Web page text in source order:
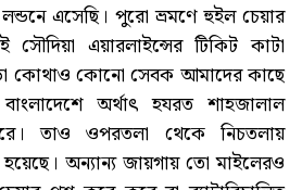
এসেছি। পুরো ভ্রমণে হুইল চেয়ার
এয়ারলাইন্সের টিকিট কাটা
কোথাও কোনো সেবক আমাদের কাছে
অর্থাৎ হযরত শাহজালাল
তাও ওপরতলা থেকে নিচতলায়
অন্যান্য জায়গায় তো মাইলেরও